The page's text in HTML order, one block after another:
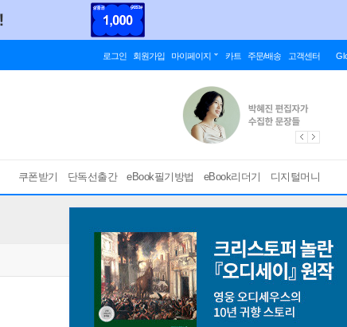
로그인 회원가입 마이페이지 카트 주문/배송 고객센터
쿠폰받기 단독선출간 eBook필기방법 eBook리더기 디지털머니